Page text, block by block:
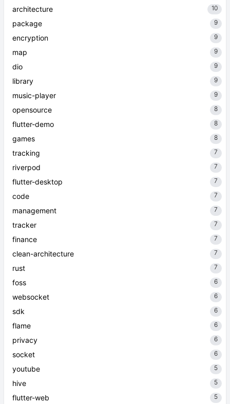
architecture 10
package 9
encryption 9
map 9
dio 9
library 9
music-player 9
opensource 8
flutter-demo 8
games 8
tracking 7
riverpod 7
flutter-desktop 7
code 7
management 7
tracker 7
finance 7
clean-architecture 7
rust 7
foss 6
websocket 6
sdk 6
flame 6
privacy 6
socket 6
youtube 5
hive 5
flutter-web 5